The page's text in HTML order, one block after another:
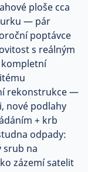
ploše cca
— pár
poptávce
s reálným
rekonstrukce —
nové podlahy
+ krb
odpady:
srub na
zázemí satelit